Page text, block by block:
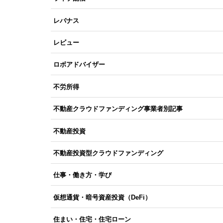
レバナス
レビュー
ロボアドバイザー
不労所得
不動産クラウドファンディング事業者別記事
不動産投資
不動産投資型クラウドファンディング
仕事・働き方・学び
仮想通貨・暗号資産投資（DeFi）
住まい・住宅・住宅ローン